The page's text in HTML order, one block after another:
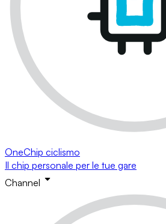
OneChip ciclismo
Il chip personale per le tue gare
Channel